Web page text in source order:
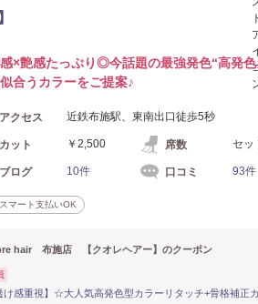
×艶感たっぷり◎今話題の最強発色“高発
合うカラーをご提案♪
アクセス 近鉄布施駅、東南出口徒歩5秒
カット ￥2,500 席数 セッ
ブログ 10件 口コミ 93件
スマート支払いOK
hair 布施店 【クオレヘアー】のクーポン
け感重視】☆大人気高発色型カラーリタッチ+骨格補正